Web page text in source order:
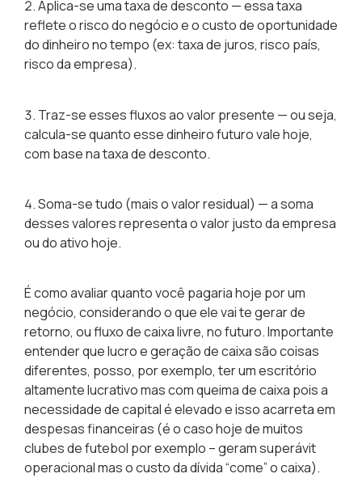
Aplica-se uma taxa de desconto — essa taxa
reflete o risco do negócio e o custo de oportunidade
do dinheiro no tempo (ex: taxa de juros, risco país,
risco da empresa).
Traz-se esses fluxos ao valor presente — ou seja,
calcula-se quanto esse dinheiro futuro vale hoje,
com base na taxa de desconto.
Soma-se tudo (mais o valor residual) — a soma
desses valores representa o valor justo da empresa
ou do ativo hoje.
É como avaliar quanto você pagaria hoje por um
negócio, considerando o que ele vai te gerar de
retorno, ou fluxo de caixa livre, no futuro. Importante
entender que lucro e geração de caixa são coisas
diferentes, posso, por exemplo, ter um escritório
altamente lucrativo mas com queima de caixa pois a
necessidade de capital é elevado e isso acarreta em
despesas financeiras (é o caso hoje de muitos
clubes de futebol por exemplo – geram superávit
operacional mas o custo da dívida “come” o caixa).